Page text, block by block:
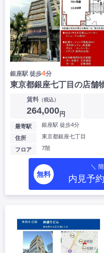
銀座駅 徒歩4分
東京都銀座七丁目の店舗
賃料（税込）
264,000円
最寄駅 銀座駅 徒歩4分
住所 東京都銀座七丁目
フロア 7階
無料
＼
内見予